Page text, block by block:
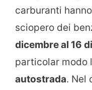
carburanti
sciopero dei
dicembre al 16
particolar modo
autostrada. Nel